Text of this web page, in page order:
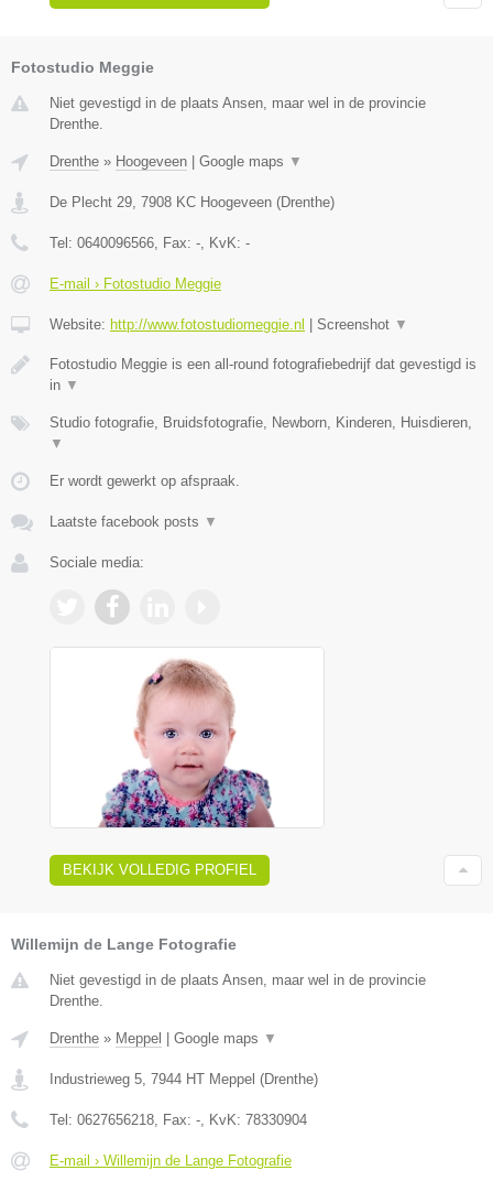
Fotostudio Meggie
Niet gevestigd in de plaats Ansen, maar wel in de provincie
Drenthe.
Drenthe » Hoogeveen | Google maps ▼
De Plecht 29 7908 KC Hoogeveen (Drenthe)
Tel: 0640096566 , Fax: - , KvK: -
E-mail › Fotostudio Meggie
Website: http://www.fotostudiomeggie.nl | Screenshot ▼
Fotostudio Meggie is een all-round fotografiebedrijf dat gevestigd is
in ▼
Studio fotografie, Bruidsfotografie, Newborn, Kinderen, Huisdieren,
▼
Er wordt gewerkt op afspraak.
Laatste facebook posts ▼
Sociale media:
BEKIJK VOLLEDIG PROFIEL
Willemijn de Lange Fotografie
Niet gevestigd in de plaats Ansen, maar wel in de provincie
Drenthe.
Drenthe » Meppel Google maps ▼
Industrieweg 5, 7944 HT Meppel (Drenthe)
Tel: 0627656218, Fax: -, KvK: 78330904
E-mail › Willemijn de Lange Fotografie